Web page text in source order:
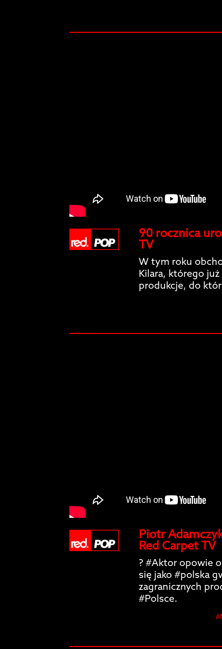
90 rocznica
TV
W tym roku
Kilara, którego
produkcje, do
Piotr
Red Carpet TV
? #Aktor opowie
się jako #polska
zagranicznych
#Polsce.